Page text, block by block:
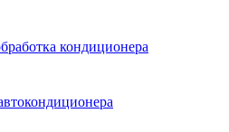
кондиционера